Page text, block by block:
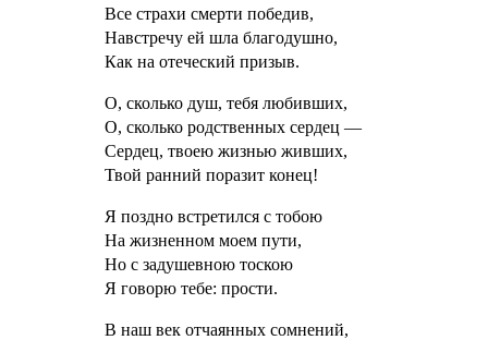
Все страхи смерти победив,
Навстречу ей шла благодушно,
Как на отеческий призыв.
О, сколько душ, тебя любивших,
О, сколько родственных сердец —
Сердец, твоею жизнью живших,
Твой ранний поразит конец!
Я поздно встретился с тобою
На жизненном моем пути,
Но с задушевною тоскою
Я говорю тебе: прости.
В наш век отчаянных сомнений,